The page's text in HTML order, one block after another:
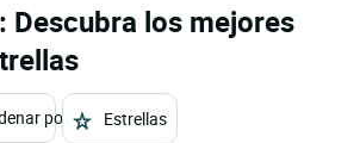
Descubra los mejores
por Estrellas